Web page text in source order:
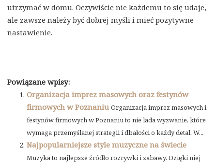
utrzymać w domu. Oczywiście nie każdemu to się udaje,
ale zawsze należy być dobrej myśli i mieć pozytywne
nastawienie.
Powiązane wpisy:
Organizacja imprez masowych oraz festynów
firmowych w Poznaniu Organizacja imprez masowych i
festynów firmowych w Poznaniu to nie lada wyzwanie, które
wymaga przemyślanej strategii i dbałości o każdy detal. W...
Najpopularniejsze style muzyczne na świecie
Muzyka to najlepsze źródło rozrywki i zabawy. Dzięki niej